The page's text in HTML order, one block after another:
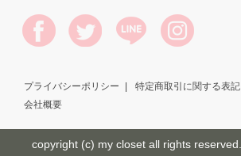
プライバシーポリシー 特定商取引に関する表記
会社概要
copyright (c) my closet all rights reserved.